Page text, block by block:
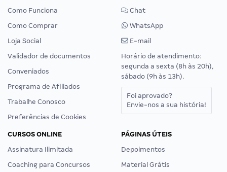
Como Funciona
Como Comprar
Loja Social
Validador de documentos
Conveniados
Programa de Afiliados
Trabalhe Conosco
Preferências de Cookies
Chat
WhatsApp
E-mail
Horário de atendimento:
segunda a sexta (8h às 20h),
sábado (9h às 13h).
Foi aprovado?
Envie-nos a sua história!
CURSOS ONLINE
Assinatura Ilimitada
Coaching para Concursos
PÁGINAS ÚTEIS
Depoimentos
Material Grátis